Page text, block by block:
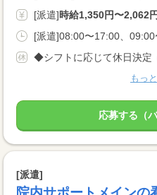
[派遣]時給1,350円〜2,062円
[派遣]08:00〜17:00、
もっ
応募する（
[派遣]